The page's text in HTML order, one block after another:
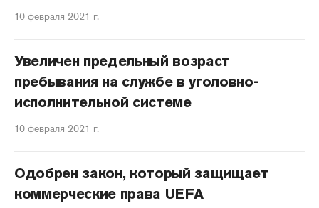
10 февраля 2021 г.
Увеличен предельный возраст
пребывания на службе в уголовно-
исполнительной системе
10 февраля 2021 г.
Одобрен закон, который защищает
коммерческие права UEFA